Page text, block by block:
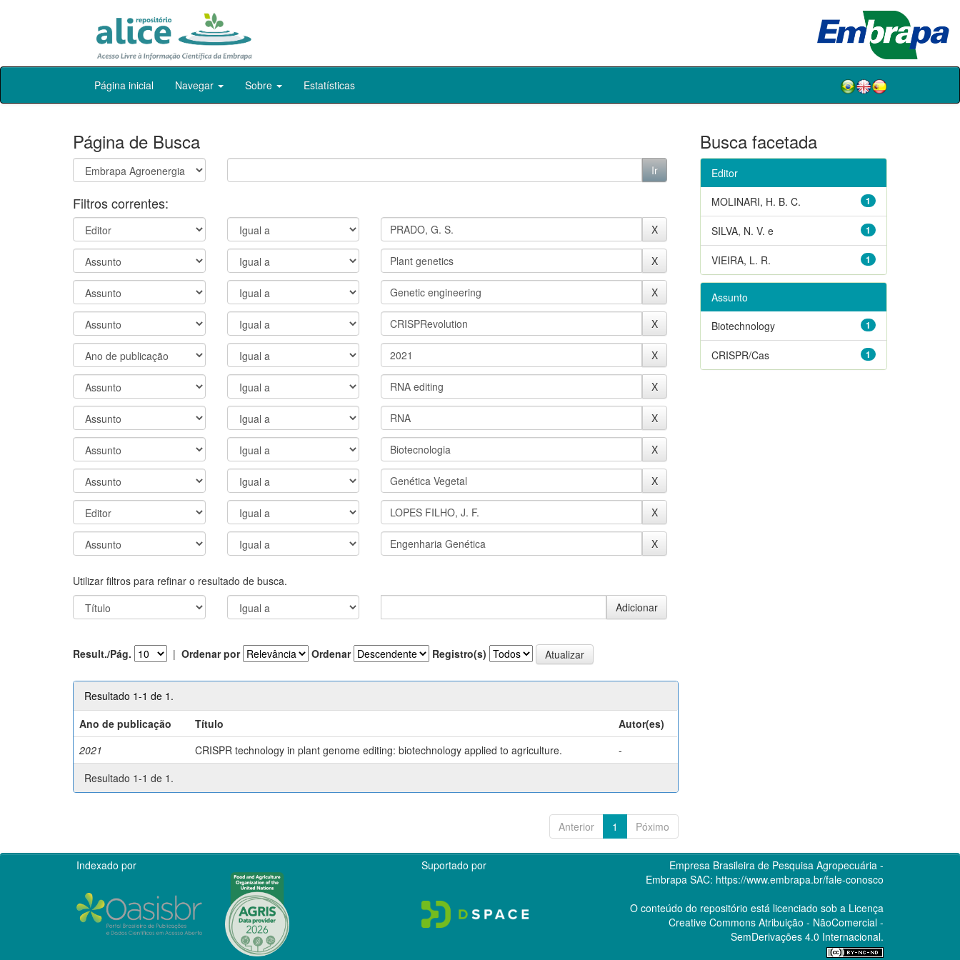
Skip
Página inicial Navegar Sobre Estatísticas
Página de Busca
Filtros correntes:
Utilizar filtros para refinar o resultado de busca.
Result./Pág. | Ordenar por Ordenar Registro(s)
Resultado 1-1 de 1.
Ano de publicação
Título
Autor(es)
2021
CRISPR technology in plant genome editing: biotechnology applied to agriculture.
-
Resultado 1-1 de 1.
Anterior 1 Póximo
Busca facetada
Editor
1
MOLINARI, H. B. C.
1
SILVA, N. V. e
1
VIEIRA, L. R.
Assunto
1
Biotechnology
1
CRISPR/Cas
Indexado por Suportado por
Empresa Brasileira de Pesquisa Agropecuária -
Embrapa SAC: https://www.embrapa.br/fale-conosco
O conteúdo do repositório está licenciado sob a Licença
Creative CommonsAtribuição - NãoComercial -
SemDerivações 4.0 Internacional.